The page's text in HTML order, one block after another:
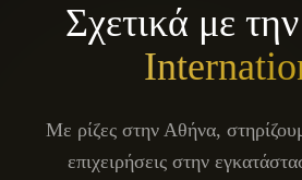
Σχετικά με την
Με ρίζες στην Αθήνα,
επιχειρήσεις στην